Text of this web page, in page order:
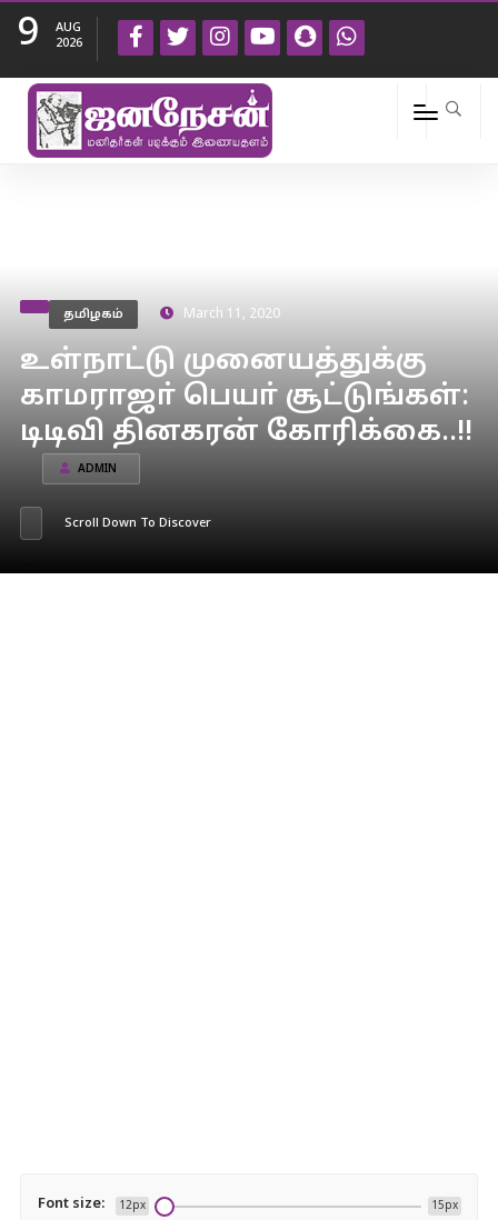
9
AUG
2026
தமிழகம் March 11, 2020
உள்நாட்டு முனையத்துக்கு
காமராஜா் பெயா் சூட்டுங்கள்:
டிடிவி தினகரன் கோரிக்கை..!!
ADMIN
Scroll Down To Discover
Font size: 12px 15px